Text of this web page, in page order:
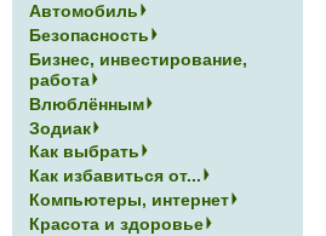
Автомобиль
Безопасность
Бизнес, инвестирование,
работа
Влюблённым
Зодиак
Как выбрать
Как избавиться от...
Компьютеры, интернет
Красота и здоровье